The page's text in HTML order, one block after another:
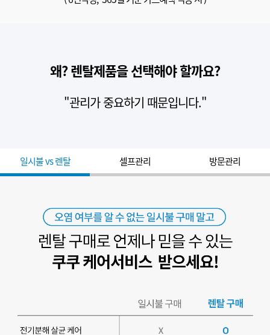
왜? 렌탈제품을 선택해야 할까요?
"관리가 중요하기 때문입니다."
일시불 vs 렌탈 셀프관리 방문관리